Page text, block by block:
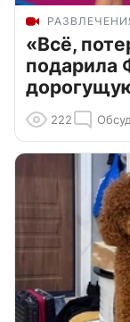
«Всё,
подарила
222